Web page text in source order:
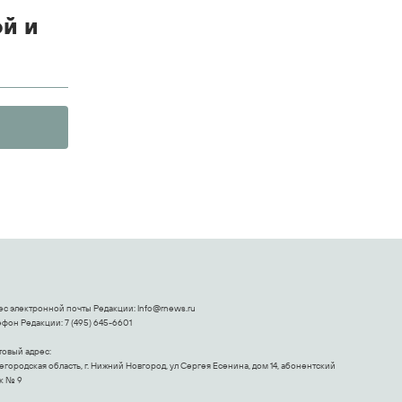
и
электронной почты Редакции:Info@rnews.ru
Редакции: 7 (495) 645-6601
адрес:
область, г. Нижний Новгород, ул Сергея Есенина, дом 14, абонентский
№ 9